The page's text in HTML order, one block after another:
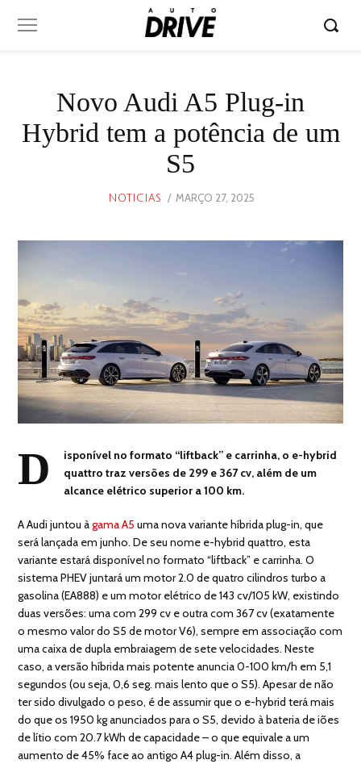
Novo Audi A5 Plug-in
Hybrid tem a potência de um
S5
NOTICIAS
POSTED
MARÇO 27, 2025
D
isponível no formato “liftback” e carrinha, o e-hybrid
quattro traz versões de 299 e 367 cv, além de um
alcance elétrico superior a 100 km.
A Audi juntou àgama A5 uma nova variante híbrida plug-in, que
será lançada em junho. De seu nome e-hybrid quattro, esta
variante estará disponível no formato “liftback” e carrinha. O
sistema PHEV juntará um motor 2.0 de quatro cilindros turbo a
gasolina (EA888) e um motor elétrico de 143 cv/105 kW, existindo
duas versões: uma com 299 cv e outra com 367 cv (exatamente
o mesmo valor do S5 de motor V6), sempre em associação com
uma caixa de dupla embraiagem de sete velocidades. Neste
caso, a versão híbrida mais potente anuncia 0-100 km/h em 5,1
segundos (ou seja, 0,6 seg. mais lento que o S5). Apesar de não
ter sido divulgado o peso, é de assumir que o e-hybrid terá mais
do que os 1950 kg anunciados para o S5, devido à bateria de iões
de lítio com 20.7 kWh de capacidade – o que equivale a um
aumento de 45% face ao antigo A4 plug-in. Além disso, a